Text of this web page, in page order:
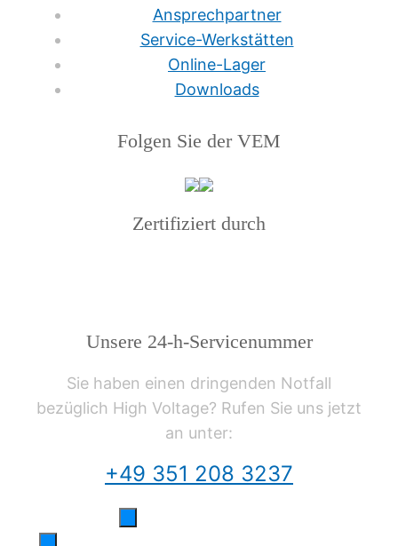
Ansprechpartner
Service-Werkstätten
Online-Lager
Downloads
Folgen Sie der VEM
Zertifiziert durch
Unsere 24-h-Servicenummer
Sie haben einen dringenden Notfall
bezüglich High Voltage? Rufen Sie uns jetzt
an unter:
+49 351 208 3237